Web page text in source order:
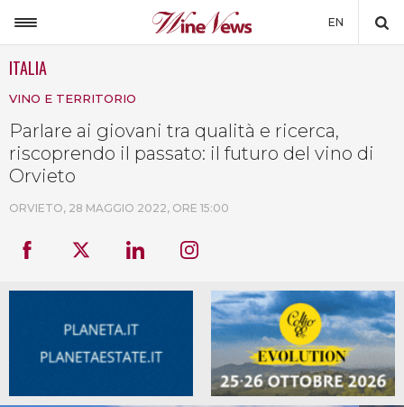
EN
NON SOLO VINO
LA CANTINA DI WINENEWS
DICONO DI NOI
ITALIA
VINO E TERRITORIO
Parlare ai giovani tra qualità e ricerca,
riscoprendo il passato: il futuro del vino di
Orvieto
ORVIETO, 28 MAGGIO 2022, ORE 15:00